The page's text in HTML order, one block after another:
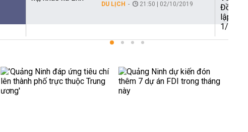
DU LỊCH 21:50 | 02/10/2019